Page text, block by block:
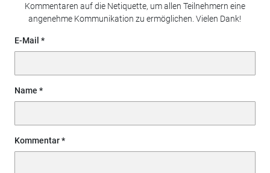
Kommentaren auf die Netiquette, um allen Teilnehmern eine
angenehme Kommunikation zu ermöglichen. Vielen Dank!
E-Mail
Name
Kommentar